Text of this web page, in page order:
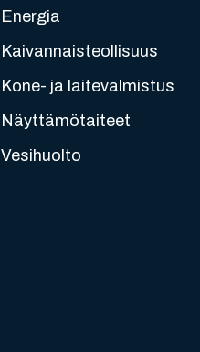
Energia
Kaivannaisteollisuus
Kone- ja laitevalmistus
Näyttämötaiteet
Vesihuolto